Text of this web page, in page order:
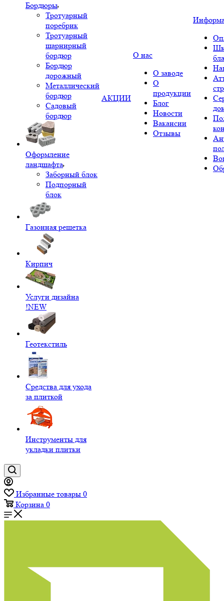
Бордюры
Тротуарный
поребрик
Тротуарный
шарнирный
бордюр
Бордюр
дорожный
Металлический
бордюр
Садовый
бордюр
Оформление
ландшафта
Заборный блок
Подпорный
блок
Газонная решетка
Кирпич
Услуги дизайна
!NEW
Геотекстиль
Средства для ухода
за плиткой
Инструменты для
укладки плитки
АКЦИИ
О нас
О заводе
О
продукции
Блог
Новости
Вакансии
Отзывы
Избранные товары 0
Корзина 0